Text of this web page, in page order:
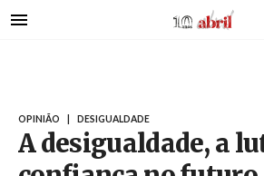
para
OPINIÃO DESIGUALDADE
A desigualdade, a